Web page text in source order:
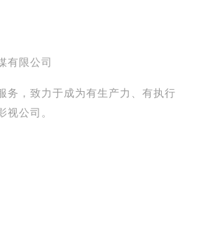
有限公司
务，致力于成为有生产力、有执行
公司。